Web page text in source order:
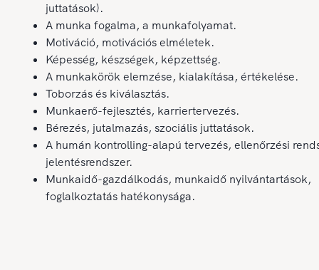
juttatások).
A munka fogalma, a munkafolyamat.
Motiváció, motivációs elméletek.
Képesség, készségek, képzettség.
A munkakörök elemzése, kialakítása, értékelése.
Toborzás és kiválasztás.
Munkaerő-fejlesztés, karriertervezés.
Bérezés, jutalmazás, szociális juttatások.
A humán kontrolling-alapú tervezés, ellenőrzési
jelentésrendszer.
Munkaidő-gazdálkodás, munkaidő nyilvántartások,
foglalkoztatás hatékonysága.